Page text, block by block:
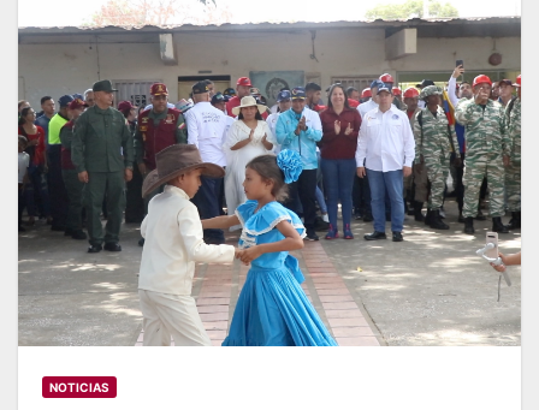
NOTICIAS